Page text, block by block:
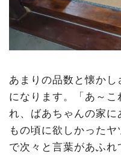
あまりの品数と懐かし
になります。「あ～こ
れ、ばあちゃんの家
もの頃に欲しかった
で次々と言葉があふれ